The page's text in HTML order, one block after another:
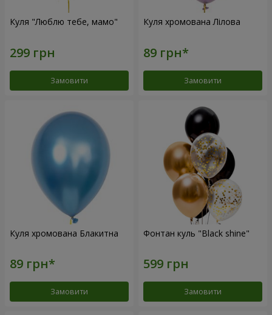
Куля "Люблю тебе, мамо"
Замовити
Куля хромована Лілова
Замовити
Куля хромована Блакитна
Замовити
Фонтан куль "Black shine"
Замовити